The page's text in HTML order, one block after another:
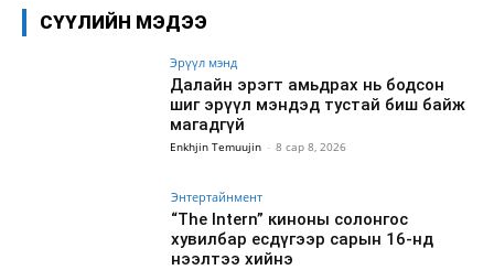
СҮҮЛИЙН МЭДЭЭ
Эрүүл мэнд
Далайн эрэгт амьдрах нь бодсон
шиг эрүүл мэндэд тустай биш байж
магадгүй
Enkhjin Temuujin - 8 сар 8, 2026
Энтертайнмент
“The Intern” киноны солонгос
хувилбар есдүгээр сарын 16-нд
нээлтээ хийнэ